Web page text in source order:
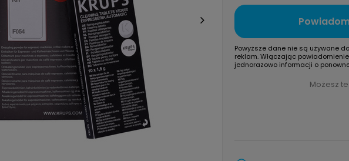
Powyższe dane nie są używane
reklam. Włączając
jednorazowo informacji o
Możesz